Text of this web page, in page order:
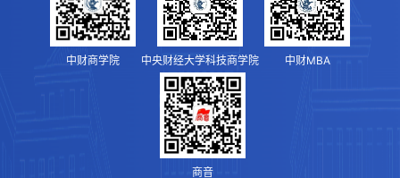
中财商学院 中央财经大学科技商学院 中财MBA
商音